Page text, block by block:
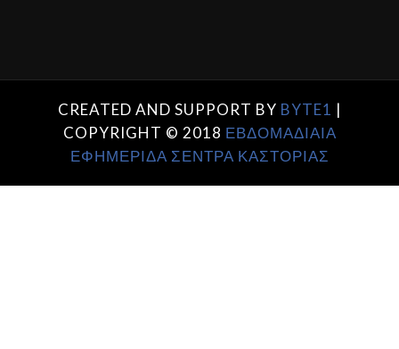
CREATED AND SUPPORT BY BYTE1 |
COPYRIGHT © 2018 ΕΒΔΟΜΑΔΙΑΙΑ
ΕΦΗΜΕΡΙΔΑ ΣΕΝΤΡΑ ΚΑΣΤΟΡΙΑΣ